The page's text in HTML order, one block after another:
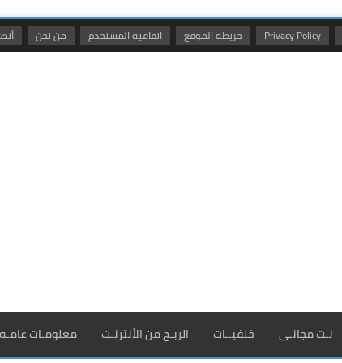
Privacy Policy خريطة الموقع اتفاقية المستخدم من نحن
نـت مجانـى خلفيــات الربـح من الأنترنـت معلومـات عامـه